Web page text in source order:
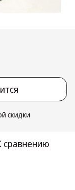
скидки
сравнению